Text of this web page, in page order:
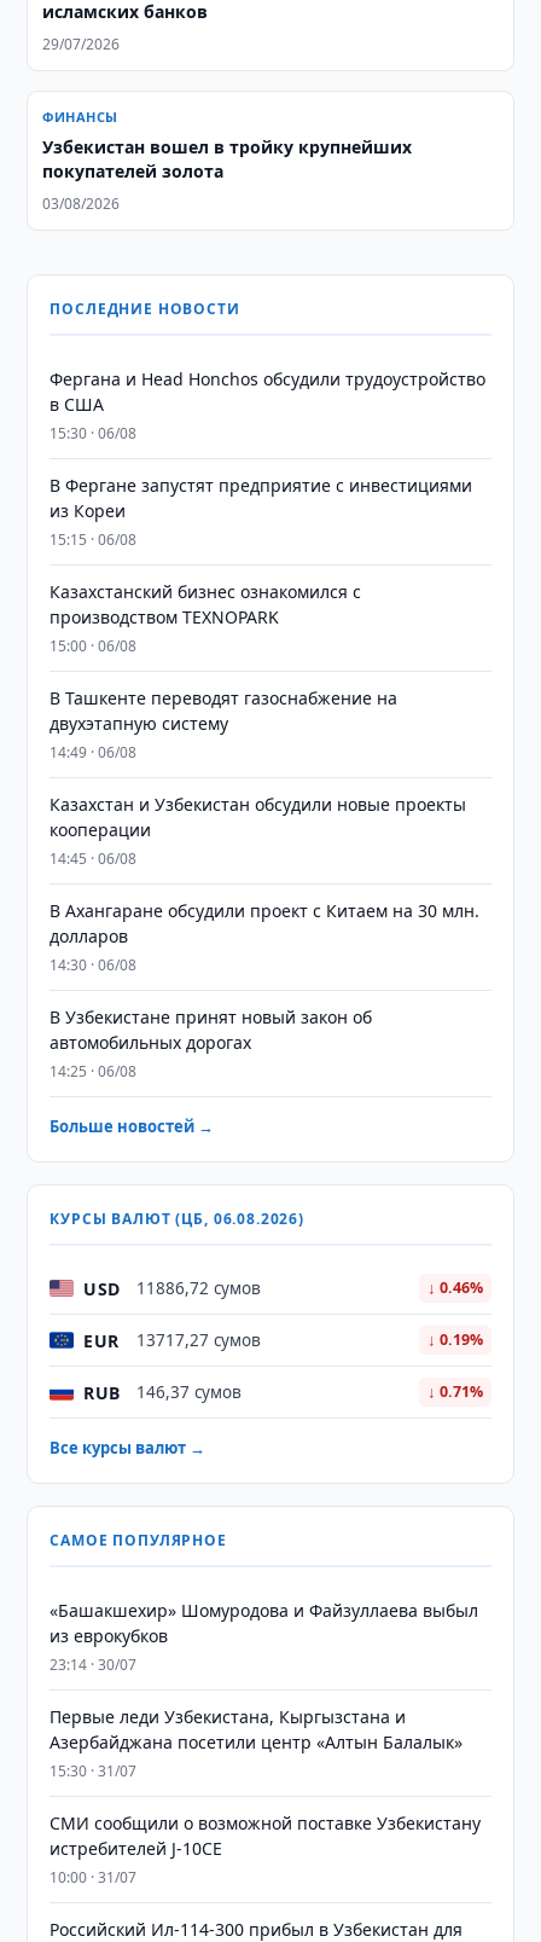
исламских банков
29/07/2026
ФИНАНСЫ
Узбекистан вошел в тройку крупнейших
покупателей золота
03/08/2026
ПОСЛЕДНИЕ НОВОСТИ
Фергана и Head Honchos обсудили трудоустройство
в США
15:30 · 06/08
В Фергане запустят предприятие с инвестициями
из Кореи
15:15 · 06/08
Казахстанский бизнес ознакомился с
производством TEXNOPARK
15:00 · 06/08
В Ташкенте переводят газоснабжение на
двухэтапную систему
14:49 · 06/08
Казахстан и Узбекистан обсудили новые проекты
кооперации
14:45 · 06/08
В Ахангаране обсудили проект с Китаем на 30 млн.
долларов
14:30 · 06/08
В Узбекистане принят новый закон об
автомобильных дорогах
14:25 · 06/08
Больше новостей →
КУРСЫ ВАЛЮТ (ЦБ, 06.08.2026)
USD 11886,72 сумов ↓ 0.46%
EUR 13717,27 сумов ↓ 0.19%
RUB 146,37 сумов ↓ 0.71%
Все курсы валют →
САМОЕ ПОПУЛЯРНОЕ
«Башакшехир» Шомуродова и Файзуллаева выбыл
из еврокубков
23:14 · 30/07
Первые леди Узбекистана, Кыргызстана и
Азербайджана посетили центр «Алтын Балалык»
15:30 · 31/07
СМИ сообщили о возможной поставке Узбекистану
истребителей J-10CE
10:00 · 31/07
Российский Ил-114-300 прибыл в Узбекистан для